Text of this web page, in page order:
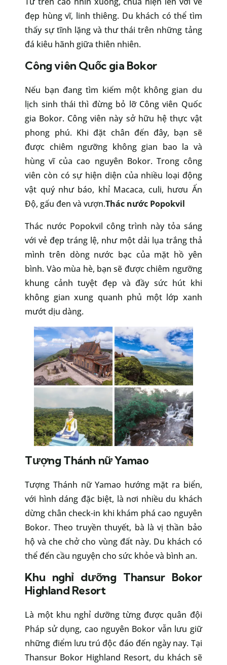
đẹp hùng vĩ, linh thiêng. Du khách có thể tìm
thấy sự tĩnh lặng và thư thái trên những tảng
đá kiêu hãnh giữa thiên nhiên.
Công viên Quốc gia Bokor
Nếu bạn đang tìm kiếm một không gian du
lịch sinh thái thì đừng bỏ lỡ Công viên Quốc
gia Bokor. Công viên này sở hữu hệ thực vật
phong phú. Khi đặt chân đến đây, bạn sẽ
được chiêm ngưỡng không gian bao la và
hùng vĩ của cao nguyên Bokor. Trong công
viên còn có sự hiện diện của nhiều loại động
vật quý như báo, khỉ Macaca, culi, hươu Ấn
Độ, gấu đen và vượn.Thác nước Popokvil
Thác nước Popokvil công trình này tỏa sáng
với vẻ đẹp tráng lệ, như một dải lụa trắng thả
mình trên dòng nước bạc của mặt hồ yên
bình. Vào mùa hè, bạn sẽ được chiêm ngưỡng
khung cảnh tuyệt đẹp và đầy sức hút khi
không gian xung quanh phủ một lớp xanh
mướt dịu dàng.
Tượng Thánh nữ Yamao
Tượng Thánh nữ Yamao hướng mặt ra biển,
với hình dáng đặc biệt, là nơi nhiều du khách
dừng chân check-in khi khám phá cao nguyên
Bokor. Theo truyền thuyết, bà là vị thần bảo
hộ và che chở cho vùng đất này. Du khách có
thể đến cầu nguyện cho sức khỏe và bình an.
Khu nghỉ dưỡng Thansur Bokor
Highland Resort
Là một khu nghỉ dưỡng từng được quân đội
Pháp sử dụng, cao nguyên Bokor vẫn lưu giữ
những điểm lưu trú độc đáo đến ngày nay. Tại
Thansur Bokor Highland Resort, du khách sẽ